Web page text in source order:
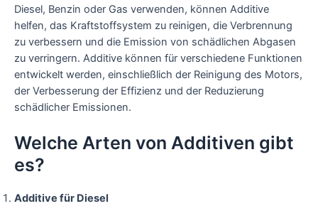
Diesel, Benzin oder Gas verwenden, können Additive
helfen, das Kraftstoffsystem zu reinigen, die Verbrennung
zu verbessern und die Emission von schädlichen Abgasen
zu verringern. Additive können für verschiedene Funktionen
entwickelt werden, einschließlich der Reinigung des Motors,
der Verbesserung der Effizienz und der Reduzierung
schädlicher Emissionen.
Welche Arten von Additiven gibt
es?
Additive für Diesel